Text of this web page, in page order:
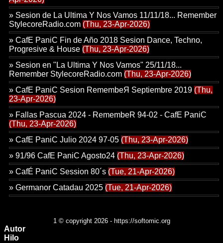
» Sesion de La Ultima Y Nos Vamos 11/11/18... Remember
StylecoreRadio.com (Thu, 23-Apr-2026)
» CafE PaniC Fin de Año 2018 Sesion Dance, Techno,
Progresive & House (Thu, 23-Apr-2026)
» Sesion en "La Ultima Y Nos Vamos" 25/11/18...
Remember StylecoreRadio.com (Thu, 23-Apr-2026)
» CafE PaniC Sesion RemembeЯ Septiembre 2019 (Thu,
23-Apr-2026)
» Fallas Pascua 2024 - RemembeR 94-02 - CafE PaniC
(Thu, 23-Apr-2026)
» CafE PaniC Julio 2024 97-05 (Thu, 23-Apr-2026)
» 91/96 CafE PaniC Agosto24 (Thu, 23-Apr-2026)
» CafÉ PaniC Session 80´s (Tue, 21-Apr-2026)
» Germanor Catadau 2025 (Tue, 21-Apr-2026)
1© copyright 2026 - https://softomic.org
Autor
Hilo